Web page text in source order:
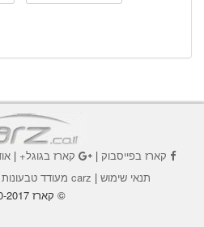
קארז בפייסבוק| קארז בגוגל+|
תנאי שימוש | carz מעודד טבעונות
© קארז 2010-2017